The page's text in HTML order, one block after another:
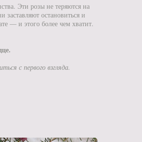
Эти розы не теряются на
заставляют остановиться и
— и этого более чем хватит.
с первого взгляда.